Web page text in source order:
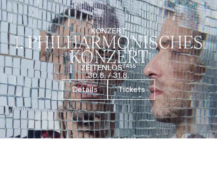
KONZERT
1. PHILHARMO­NISCHES
KONZERT
ZEITENLOS⁷⁴⁵⁵
30.8. / 31.8.
Details
Tickets